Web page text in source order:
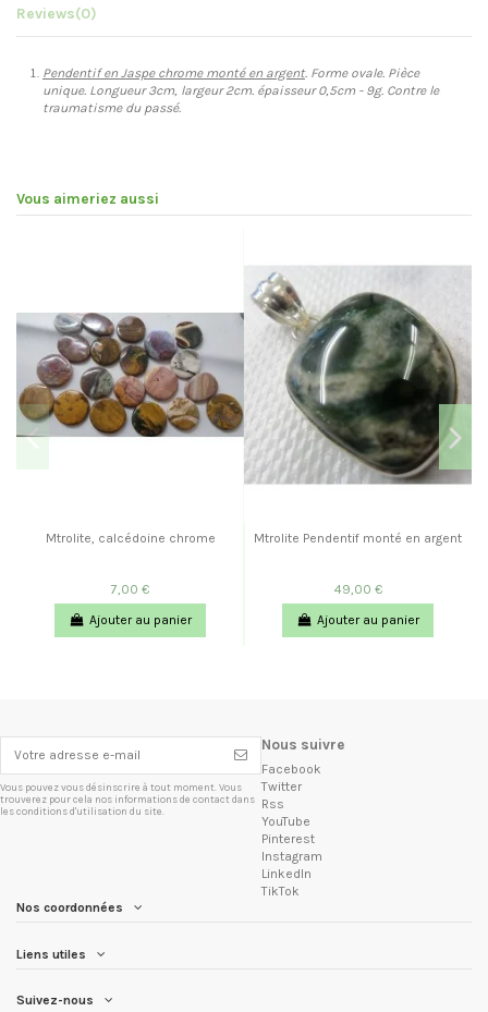
Reviews(0)
Pendentif en Jaspe chrome monté en argent. Forme ovale. Pièce
unique. Longueur 3cm, largeur 2cm. épaisseur 0,5cm - 9g. Contre le
traumatisme du passé.
Vous aimeriez aussi
Mtrolite, calcédoine chrome
7,00 €
Ajouter au panier
Mtrolite Pendentif monté en argent
49,00 €
Ajouter au panier
Vous pouvez vous désinscrire à tout moment. Vous
trouverez pour cela nos informations de contact dans
les conditions d'utilisation du site.
Nous suivre
Facebook
Twitter
Rss
YouTube
Pinterest
Instagram
LinkedIn
TikTok
Nos coordonnées
Liens utiles
Suivez-nous